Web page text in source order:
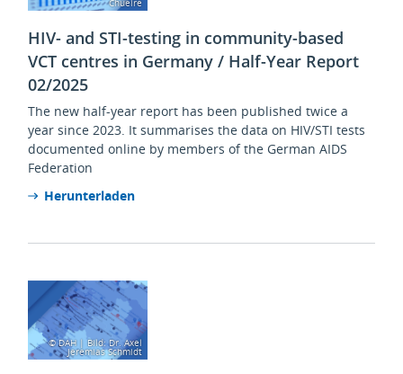
Chueire
HIV- and STI-testing in community-based
VCT centres in Germany / Half-Year Report
02/2025
The new half-year report has been published twice a
year since 2023. It summarises the data on HIV/STI tests
documented online by members of the German AIDS
Federation
Herunterladen
© DAH | Bild: Dr. Axel
Jeremias Schmidt